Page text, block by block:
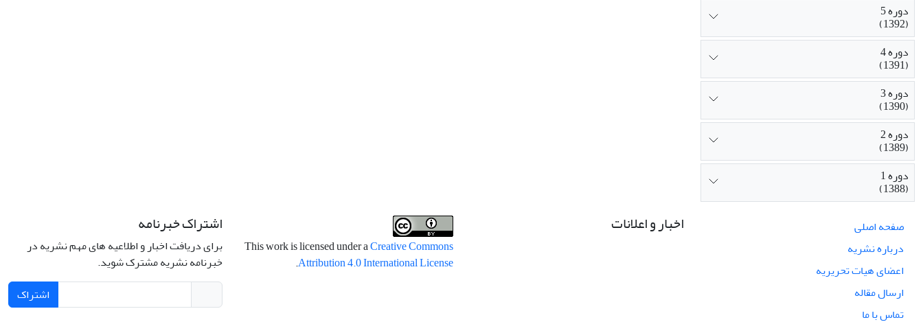
دوره 5
(1392)
دوره 4
(1391)
دوره 3
(1390)
دوره 2
(1389)
دوره 1
(1388)
صفحه اصلی
درباره نشریه
اعضای هیات تحریریه
ارسال مقاله
تماس با ما
اخبار و اعلانات
This work is licensed under aCreative Commons
Attribution 4.0 International License
.
اشتراک خبرنامه
برای دریافت اخبار و اطلاعیه های مهم نشریه در
خبرنامه نشریه مشترک شوید.
اشتراک